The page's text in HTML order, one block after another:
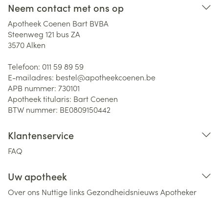
Neem contact met ons op
Apotheek Coenen Bart BVBA
Steenweg 121 bus ZA
3570Alken
Telefoon: 011 59 89 59
E-mailadres: bestel@apotheekcoenen.be
APB nummer: 730101
Apotheek titularis: Bart Coenen
BTW nummer: BE0809150442
Klantenservice
FAQ
Uw apotheek
Over ons Nuttige links Gezondheidsnieuws Apotheker